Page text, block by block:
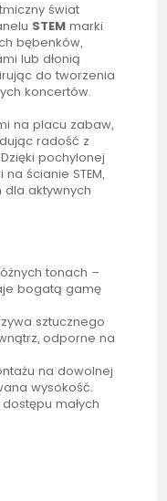
świat
STEM marki
bębenków,
lub dłonią
do tworzenia
koncertów.
na placu zabaw,
radość z
pochylonej
ścianie STEM,
dla aktywnych
tonach –
bogatą gamę
sztucznego
odporne na
na dowolnej
wysokość.
małych